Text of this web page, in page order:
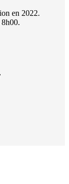
en 2022.